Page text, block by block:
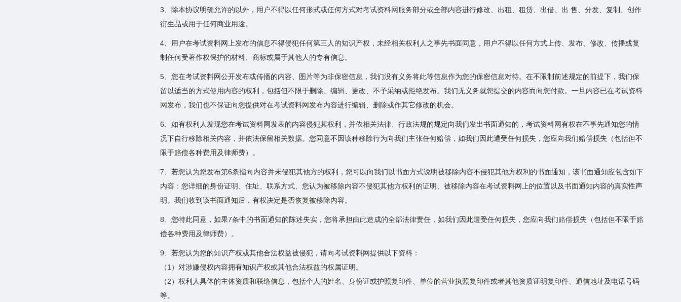
3、除本协议明确允许的以外，用户不得以任何形式或任何方式对考试资料网服务部分或全部内容进行修改、出租、租赁、出借、出 售、分发、复制、创作
衍生品或用于任何商业用途。
4、用户在考试资料网上发布的信息不得侵犯任何第三人的知识产权，未经相关权利人之事先书面同意，用户不得以任何方式上传、发布、修改、传播或复
制任何受著作权保护的材料、商标或属于其他人的专有信息。
5、您在考试资料网公开发布或传播的内容、图片等为非保密信息，我们没有义务将此等信息作为您的保密信息对待。在不限制前述规定的前提下，我们保
留以适当的方式使用内容的权利，包括但不限于删除、编辑、更改、不予采纳或拒绝发布。我们无义务就您提交的内容而向您付款。一旦内容已在考试资料
网发布，我们也不保证向您提供对在考试资料网发布内容进行编辑、删除或作其它修改的机会。
6、如有权利人发现您在考试资料网发表的内容侵犯其权利，并依相关法律、行政法规的规定向我们发出书面通知的，考试资料网有权在不事先通知您的情
况下自行移除相关内容，并依法保留相关数据。您同意不因该种移除行为向我们主张任何赔偿，如我们因此遭受任何损失，您应向我们赔偿损失（包括但不
限于赔偿各种费用及律师费）。
7、若您认为您发布第6条指向内容并未侵犯其他方的权利，您可以向我们以书面方式说明被移除内容不侵犯其他方权利的书面通知，该书面通知应包含如下
内容：您详细的身份证明、住址、联系方式、您认为被移除内容不侵犯其他方权利的证明、被移除内容在考试资料网上的位置以及书面通知内容的真实性声
明。我们收到该书面通知后，有权决定是否恢复被移除内容。
8、您特此同意，如果7条中的书面通知的陈述失实，您将承担由此造成的全部法律责任，如我们因此遭受任何损失，您应向我们赔偿损失（包括但不限于赔
偿各种费用及律师费）。
9、若您认为您的知识产权或其他合法权益被侵犯，请向考试资料网提供以下资料：
（1）对涉嫌侵权内容拥有知识产权或其他合法权益的权属证明。
（2）权利人具体的主体资质和联络信息，包括个人的姓名、身份证或护照复印件、单位的营业执照复印件或者其他资质证明复印件、通信地址及电话号码
等。